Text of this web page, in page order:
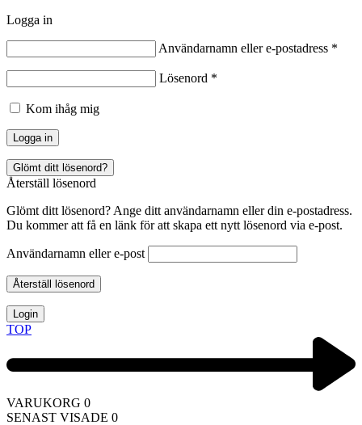
Logga in
Användarnamn eller e-postadress *
Lösenord *
Kom ihåg mig
Logga in
Glömt ditt lösenord?
Återställ lösenord
Glömt ditt lösenord? Ange ditt användarnamn eller din e-postadress.
Du kommer att få en länk för att skapa ett nytt lösenord via e-post.
Användarnamn eller e-post
Återställ lösenord
Login
TOP
VARUKORG 0
SENAST VISADE 0